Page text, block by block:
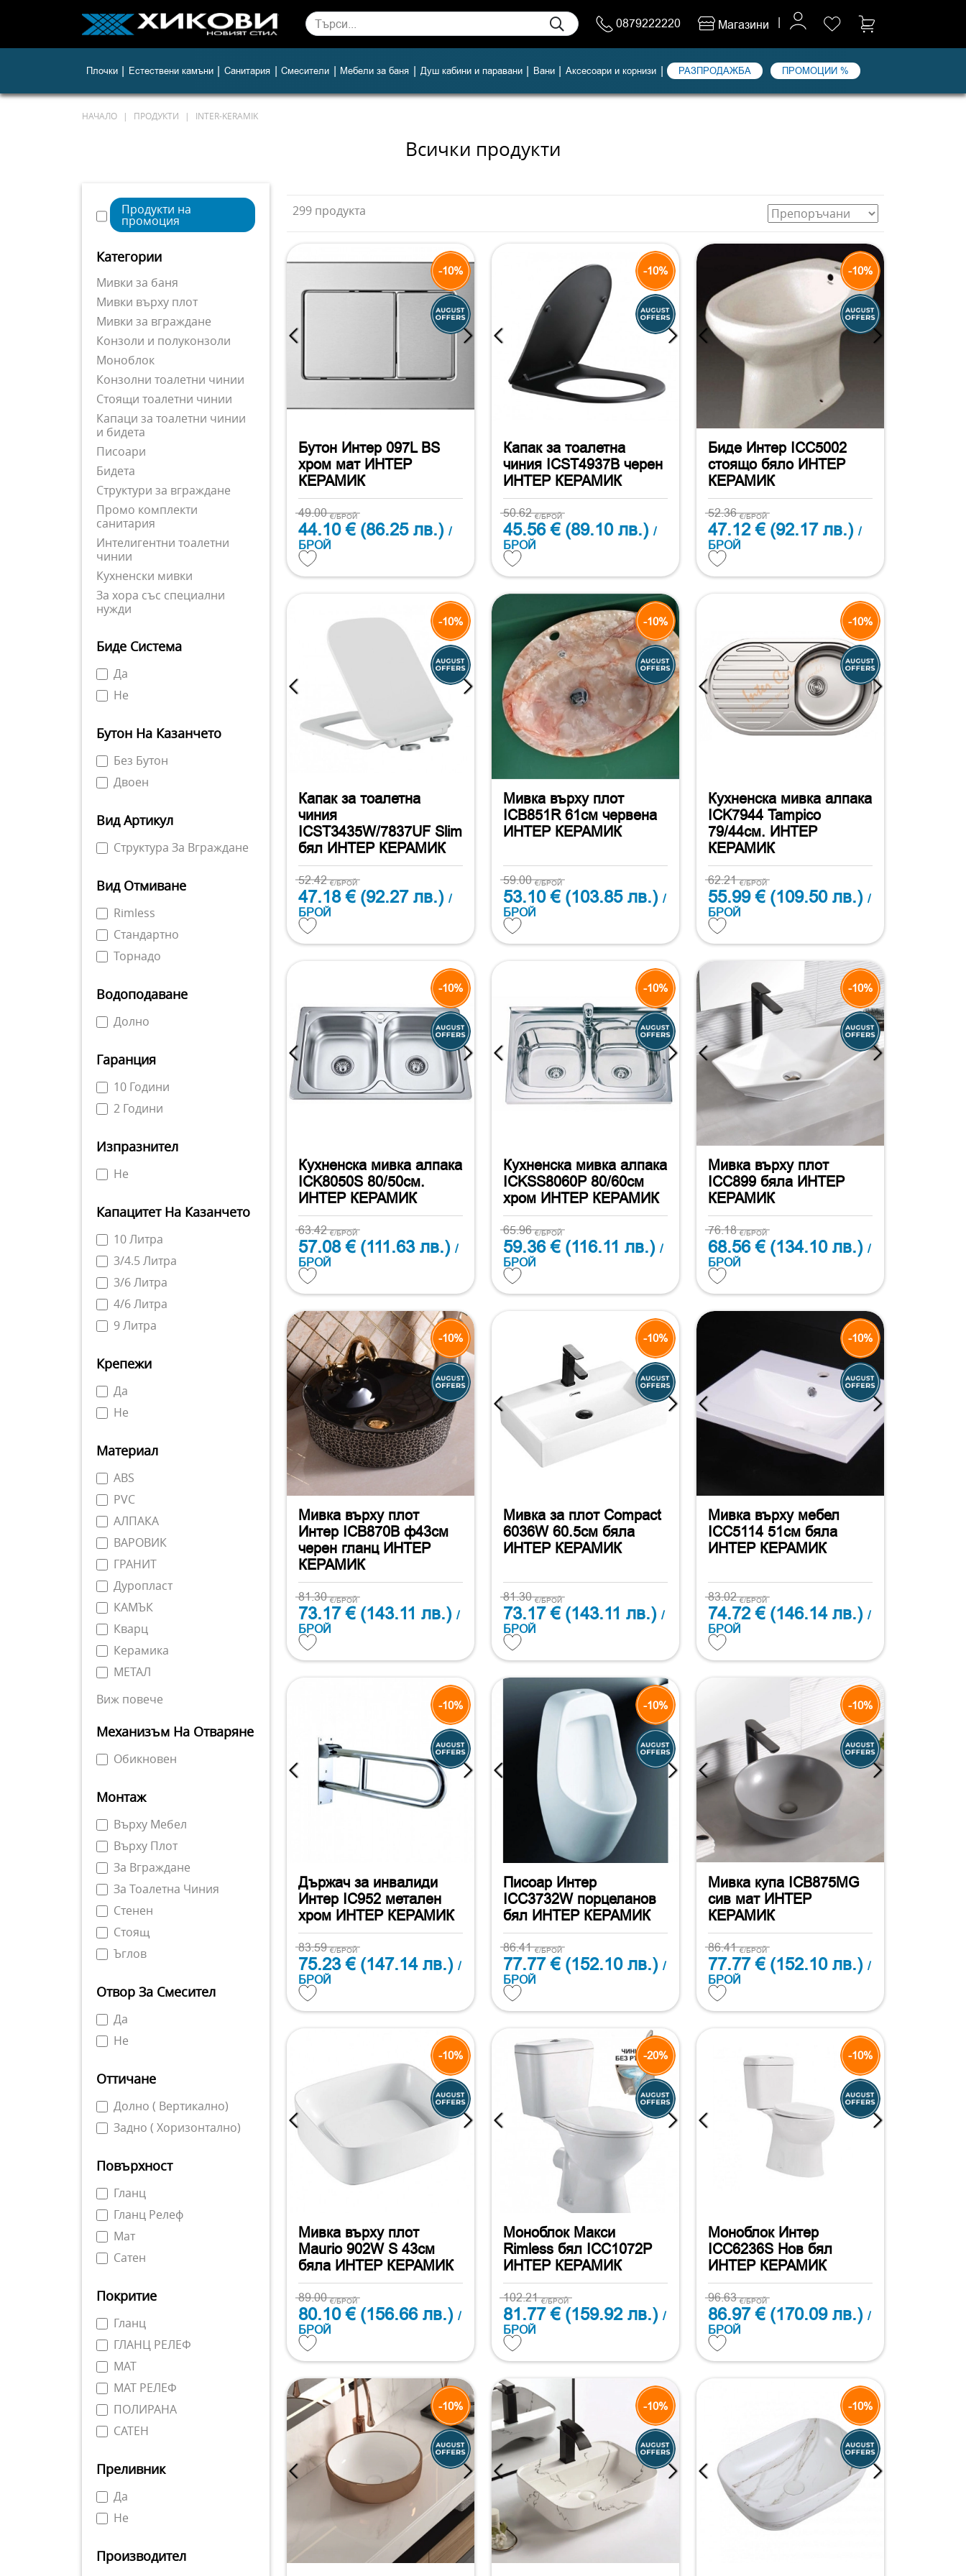
0879222220 Магазини |
Плочки | Естествени камъни | Санитария | Смесители | Мебели за баня | Душ кабини и паравани | Вани | Аксесоари и корнизи | РАЗПРОДАЖБА ПРОМОЦИИ %
НАЧАЛО ПРОДУКТИ INTER-KERAMIK
Всички продукти
Продукти на
промоция
Категории
Мивки за баня
Мивки върху плот
Мивки за вграждане
Конзоли и полуконзоли
Моноблок
Конзолни тоалетни чинии
Стоящи тоалетни чинии
Капаци за тоалетни чинии
и бидета
Писоари
Бидета
Структури за вграждане
Промо комплекти
санитария
Интелигентни тоалетни
чинии
Кухненски мивки
За хора със специални
нужди
Биде Система
Да
Не
Бутон На Казанчето
Без Бутон
Двоен
Вид Артикул
Структура За Вграждане
Вид Отмиване
Rimless
Стандартно
Торнадо
Водоподаване
Долно
Гаранция
10 Години
2 Години
Изпразнител
Не
Капацитет На Казанчето
10 Литра
3/4.5 Литра
3/6 Литра
4/6 Литра
9 Литра
Крепежи
Да
Не
Материал
ABS
PVC
АЛПАКА
ВАРОВИК
ГРАНИТ
Дуропласт
КАМЪК
Кварц
Керамика
МЕТАЛ
Виж повече
Механизъм На Отваряне
Обикновен
Монтаж
Върху Мебел
Върху Плот
За Вграждане
За Тоалетна Чиния
Стенен
Стоящ
Ъглов
Отвор За Смесител
Да
Не
Оттичане
Долно ( Вертикално)
Задно ( Хоризонтално)
Повърхност
Гланц
Гланц Релеф
Мат
Сатен
Покритие
Гланц
ГЛАНЦ РЕЛЕФ
МАТ
МАТ РЕЛЕФ
ПОЛИРАНА
САТЕН
Преливник
Да
Не
Производител
299 продукта
-10%
Бутон Интер 097L BS
хром мат ИНТЕР
КЕРАМИК
49.00€/БРОЙ
44.10 € (86.25 лв.) /
БРОЙ
-10%
Капак за тоалетна
чиния ICST4937B черен
ИНТЕР КЕРАМИК
50.62€/БРОЙ
45.56 € (89.10 лв.) /
БРОЙ
-10%
Биде Интер ICC5002
стоящо бяло ИНТЕР
КЕРАМИК
52.36€/БРОЙ
47.12 € (92.17 лв.) /
БРОЙ
-10%
Капак за тоалетна
чиния
ICST3435W/7837UF Slim
бял ИНТЕР КЕРАМИК
52.42€/БРОЙ
47.18 € (92.27 лв.) /
БРОЙ
-10%
Мивка върху плот
ICB851R 61см червена
ИНТЕР КЕРАМИК
59.00€/БРОЙ
53.10 € (103.85 лв.) /
БРОЙ
-10%
Кухненска мивка алпака
ICK7944 Tampico
79/44см. ИНТЕР
КЕРАМИК
62.21€/БРОЙ
55.99 € (109.50 лв.) /
БРОЙ
-10%
Кухненска мивка алпака
ICK8050S 80/50см.
ИНТЕР КЕРАМИК
63.42€/БРОЙ
57.08 € (111.63 лв.) /
БРОЙ
-10%
Кухненска мивка алпака
ICKSS8060P 80/60см
хром ИНТЕР КЕРАМИК
65.96€/БРОЙ
59.36 € (116.11 лв.) /
БРОЙ
-10%
Мивка върху плот
ICC899 бяла ИНТЕР
КЕРАМИК
76.18€/БРОЙ
68.56 € (134.10 лв.) /
БРОЙ
-10%
Мивка върху плот
Интер ICB870B ф43см
черен гланц ИНТЕР
КЕРАМИК
81.30€/БРОЙ
73.17 € (143.11 лв.) /
БРОЙ
-10%
Мивка за плот Compact
6036W 60.5см бяла
ИНТЕР КЕРАМИК
81.30€/БРОЙ
73.17 € (143.11 лв.) /
БРОЙ
-10%
Мивка върху мебел
ICC5114 51см бяла
ИНТЕР КЕРАМИК
83.02€/БРОЙ
74.72 € (146.14 лв.) /
БРОЙ
-10%
Държач за инвалиди
Интер IC952 метален
хром ИНТЕР КЕРАМИК
83.59€/БРОЙ
75.23 € (147.14 лв.) /
БРОЙ
-10%
Писоар Интер
ICC3732W порцеланов
бял ИНТЕР КЕРАМИК
86.41€/БРОЙ
77.77 € (152.10 лв.) /
БРОЙ
-10%
Мивка купа ICB875MG
сив мат ИНТЕР
КЕРАМИК
86.41€/БРОЙ
77.77 € (152.10 лв.) /
БРОЙ
-10%
Мивка върху плот
Maurio 902W S 43см
бяла ИНТЕР КЕРАМИК
89.00€/БРОЙ
80.10 € (156.66 лв.) /
БРОЙ
-20%
Моноблок Макси
Rimless бял ICC1072P
ИНТЕР КЕРАМИК
102.21€/БРОЙ
81.77 € (159.92 лв.) /
БРОЙ
-10%
Моноблок Интер
ICC6236S Нов бял
ИНТЕР КЕРАМИК
96.63€/БРОЙ
86.97 € (170.09 лв.) /
БРОЙ
-10% -10% -10%